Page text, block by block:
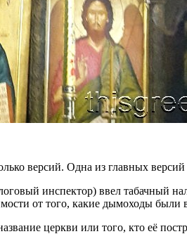
версий. Одна из главных версий
инспектор) ввел табачный
от того, какие дымоходы были
церкви или того, кто её